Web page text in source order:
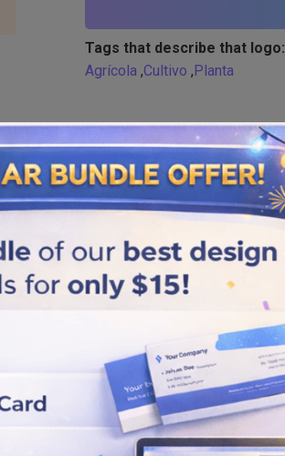
Tags that describe that logo:
Agrícola ,Cultivo ,Planta
logos